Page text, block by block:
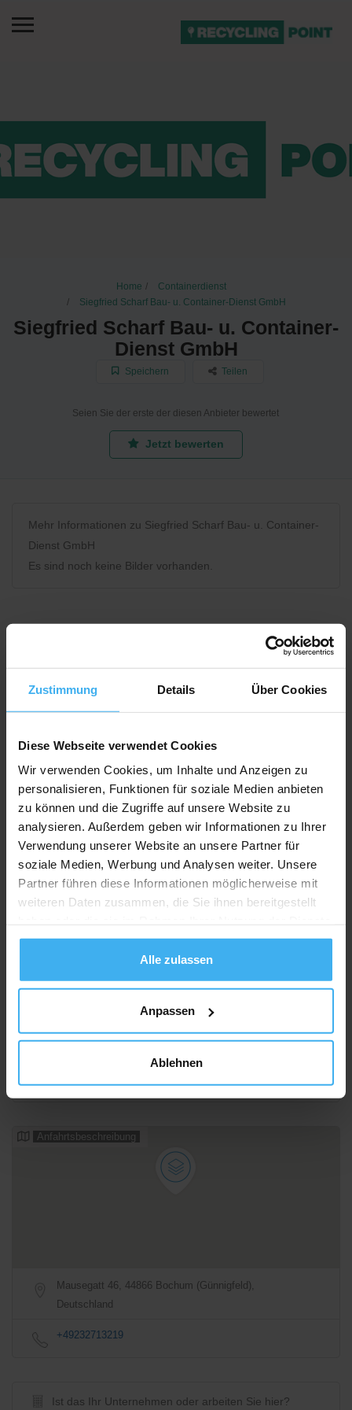
Zustimmung Details Über Cookies
Diese Webseite verwendet Cookies
Wir verwenden Cookies, um Inhalte und Anzeigen zu
personalisieren, Funktionen für soziale Medien anbieten
zu können und die Zugriffe auf unsere Website zu
analysieren. Außerdem geben wir Informationen zu Ihrer
Verwendung unserer Website an unsere Partner für
soziale Medien, Werbung und Analysen weiter. Unsere
Partner führen diese Informationen möglicherweise mit
weiteren Daten zusammen, die Sie ihnen bereitgestellt
gesammelt haben.
Alle zulassen
Anpassen
Ablehnen
Home
Containerdienst
Siegfried Scharf Bau- u. Container-Dienst GmbH
Siegfried Scharf Bau- u. Container-
Dienst GmbH
Speichern Teilen
Seien Sie der erste der diesen Anbieter bewertet
Jetzt bewerten
Mehr Informationen zu Siegfried Scharf Bau- u. Container-
Dienst GmbH
Es sind noch keine Bilder vorhanden.
Anfahrtsbeschreibung
Mausegatt 46, 44866 Bochum (Günnigfeld),
Deutschland
+49232713219
Ist das Ihr Unternehmen oder arbeiten Sie hier?